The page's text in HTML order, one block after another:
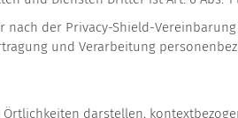
der Privacy-Shield-Vereinbarung
und Verarbeitung
darstellen,